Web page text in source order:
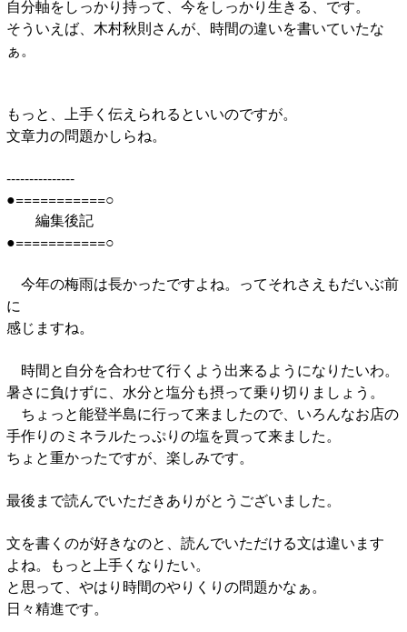
自分軸をしっかり持って、今をしっかり生きる、です。
そういえば、木村秋則さんが、時間の違いを書いていたな
ぁ。
もっと、上手く伝えられるといいのですが。
文章力の問題かしらね。
---------------
●===========○
編集後記
●===========○
今年の梅雨は長かったですよね。ってそれさえもだいぶ前
に
感じますね。
時間と自分を合わせて行くよう出来るようになりたいわ。
暑さに負けずに、水分と塩分も摂って乗り切りましょう。
ちょっと能登半島に行って来ましたので、いろんなお店の
手作りのミネラルたっぷりの塩を買って来ました。
ちょと重かったですが、楽しみです。
最後まで読んでいただきありがとうございました。
文を書くのが好きなのと、読んでいただける文は違います
よね。もっと上手くなりたい。
と思って、やはり時間のやりくりの問題かなぁ。
日々精進です。